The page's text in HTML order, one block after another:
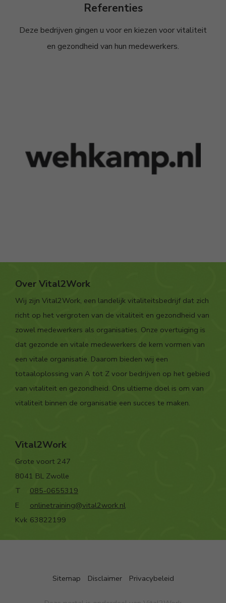
Referenties
Deze bedrijven gingen u voor en kiezen voor vitaliteit
en gezondheid van hun medewerkers.
Over Vital2Work
Wij zijn Vital2Work, een landelijk vitaliteitsbedrijf dat zich
richt op het vergroten van de vitaliteit en gezondheid van
zowel medewerkers als organisaties. Onze overtuiging is
dat gezonde en vitale medewerkers de kern vormen van
een vitale organisatie. Daarom bieden wij een
totaaloplossing van A tot Z voor bedrijven op het gebied
van vitaliteit en gezondheid. Ons ultieme doel is om van
vitaliteit binnen de organisatie een succes te maken.
Vital2Work
Grote voort 247
8041 BL Zwolle
T
085-0655319
E
onlinetraining@vital2work.nl
Kvk 63822199
Sitemap Disclaimer Privacybeleid